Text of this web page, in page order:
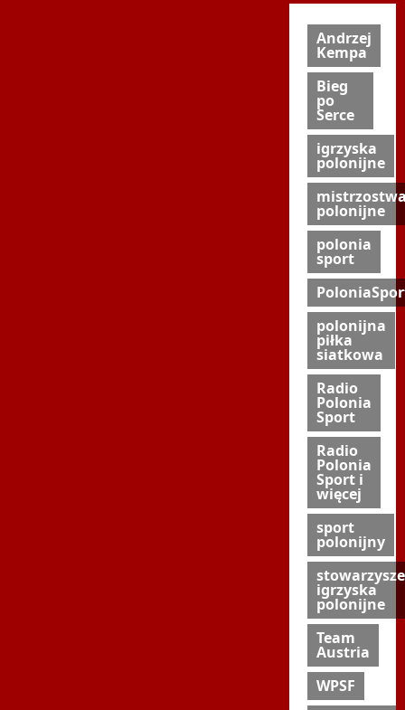
Andrzej
Kempa
Bieg
po
Serce
igrzyska
polonijne
polonijne
polonia
sport
polonijna
piłka
siatkowa
Radio
Polonia
Sport
Radio
Polonia
Sport i
więcej
sport
polonijny
igrzyska
polonijne
Team
Austria
WPSF